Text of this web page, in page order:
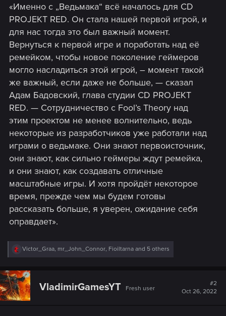
«Именно с „Ведьмака“ всё началось для CD
PROJEKT RED. Он стала нашей первой игрой, и
для нас тогда это был важный момент.
Вернуться к первой игре и поработать над её
ремейком, чтобы новое поколение геймеров
могло насладиться этой игрой, – момент такой
же важный, если даже не больше, — сказал
Адам Бадовский, глава студии CD PROJEKT
RED. — Сотрудничество с Fool’s Theory над
этим проектом не менее волнительно, ведь
некоторые из разработчиков уже работали над
играми о ведьмаке. Они знают первоисточник,
они знают, как сильно геймеры ждут ремейка,
и они знают, как создавать отличные
масштабные игры. И хотя пройдёт некоторое
время, прежде чем мы будем готовы
рассказать больше, я уверен, ожидание себя
оправдает».
R
e
c
t
i
o
Victor_Graa, mr_John_Connor, Fioiltarna and 5 others
VladimirGamesYT Fresh user
#2
Oct 26, 2022